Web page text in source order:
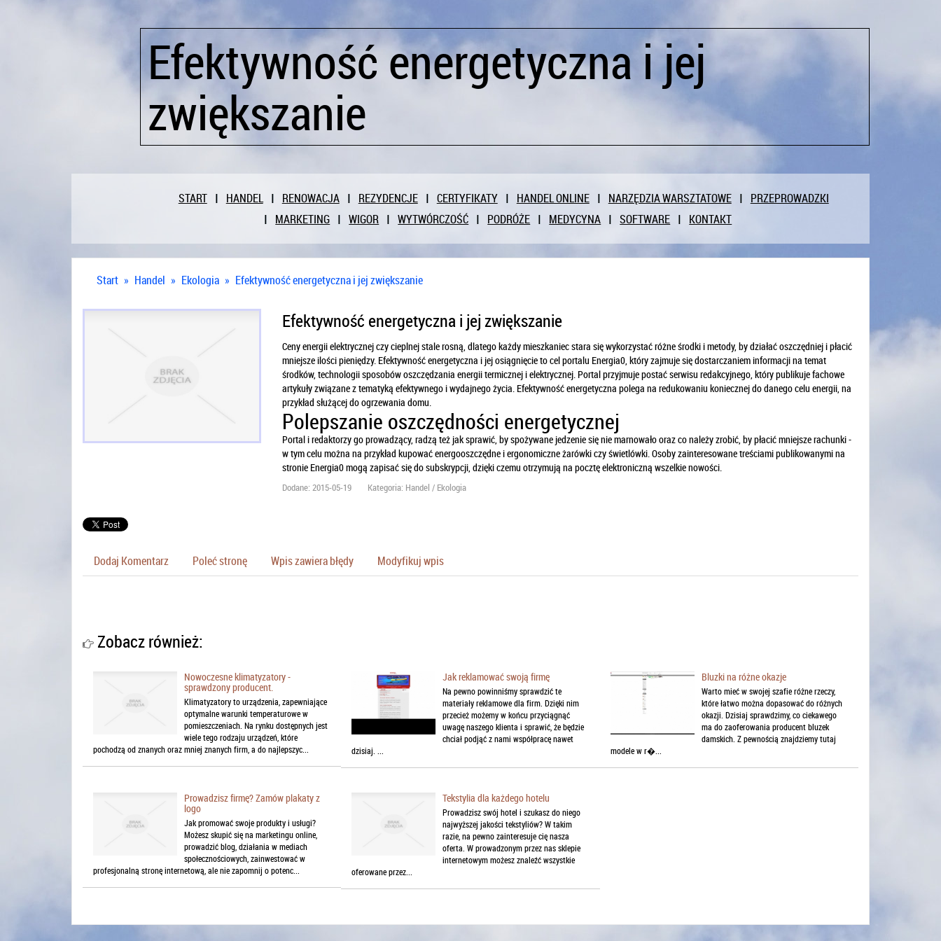
Efektywność energetyczna i jej
zwiększanie
START HANDEL RENOWACJA REZYDENCJE CERTYFIKATY HANDEL ONLINE NARZĘDZIA WARSZTATOWE
PRZEPROWADZKI
MARKETING
WIGOR WYTWÓRCZOŚĆ PODRÓŻE MEDYCYNA SOFTWARE KONTAKT
Start » Handel » Ekologia » Efektywność energetyczna i jej zwiększanie
Efektywność energetyczna i jej zwiększanie
Ceny energii elektrycznej czy cieplnej stale rosną, dlatego każdy mieszkaniec stara się wykorzystać różne środki i metody, by działać oszczędniej i płacić
mniejsze ilości pieniędzy. Efektywność energetyczna i jej osiągnięcie to cel portalu Energia0, który zajmuje się dostarczaniem informacji na temat
środków, technologii sposobów oszczędzania energii termicznej i elektrycznej. Portal przyjmuje postać serwisu redakcyjnego, który publikuje fachowe
artykuły związane z tematyką efektywnego i wydajnego życia. Efektywność energetyczna polega na redukowaniu koniecznej do danego celu energii, na
przykład służącej do ogrzewania domu.
Polepszanie oszczędności energetycznej
Portal i redaktorzy go prowadzący, radzą też jak sprawić, by spożywane jedzenie się nie marnowało oraz co należy zrobić, by płacić mniejsze rachunki -
w tym celu można na przykład kupować energooszczędne i ergonomiczne żarówki czy świetlówki. Osoby zainteresowane treściami publikowanymi na
stronie Energia0 mogą zapisać się do subskrypcji, dzięki czemu otrzymują na pocztę elektroniczną wszelkie nowości.
Dodane: 2015-05-19 Kategoria: Handel / Ekologia
Dodaj Komentarz Poleć stronę Wpis zawiera błędy Modyfikuj wpis
Zobacz również:
Nowoczesne klimatyzatory -
sprawdzony producent.
Klimatyzatory to urządzenia, zapewniające
optymalne warunki temperaturowe w
pomieszczeniach. Na rynku dostępnych jest
wiele tego rodzaju urządzeń, które
pochodzą od znanych oraz mniej znanych firm, a do najlepszyc...
Jak reklamować swoją firmę
Na pewno powinniśmy sprawdzić te
materiały reklamowe dla firm. Dzięki nim
przecież możemy w końcu przyciągnąć
uwagę naszego klienta i sprawić, że będzie
chciał podjąć z nami współpracę nawet
dzisiaj. ...
Bluzki na różne okazje
Warto mieć w swojej szafie różne rzeczy,
które łatwo można dopasować do różnych
okazji. Dzisiaj sprawdzimy, co ciekawego
ma do zaoferowania producent bluzek
damskich. Z pewnością znajdziemy tutaj
modele w r�...
Prowadzisz firmę? Zamów plakaty z
logo
Jak promować swoje produkty i usługi?
Możesz skupić się na marketingu online,
prowadzić blog, działania w mediach
społecznościowych, zainwestować w
profesjonalną stronę internetową, ale nie zapomnij o potenc...
Tekstylia dla każdego hotelu
Prowadzisz swój hotel i szukasz do niego
najwyższej jakości tekstyliów? W takim
razie, na pewno zainteresuje cię nasza
oferta. W prowadzonym przez nas sklepie
internetowym możesz znaleźć wszystkie
oferowane przez...